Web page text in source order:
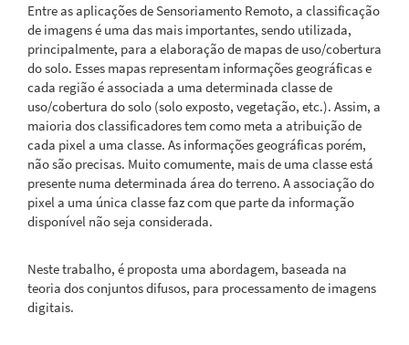
Entre as aplicações de Sensoriamento Remoto, a classificação
de imagens é uma das mais importantes, sendo utilizada,
principalmente, para a elaboração de mapas de uso/cobertura
do solo. Esses mapas representam informações geográficas e
cada região é associada a uma determinada classe de
uso/cobertura do solo (solo exposto, vegetação, etc.). Assim, a
maioria dos classificadores tem como meta a atribuição de
cada pixel a uma classe. As informações geográficas porém,
não são precisas. Muito comumente, mais de uma classe está
presente numa determinada área do terreno. A associação do
pixel a uma única classe faz com que parte da informação
disponível não seja considerada.
Neste trabalho, é proposta uma abordagem, baseada na
teoria dos conjuntos difusos, para processamento de imagens
digitais.